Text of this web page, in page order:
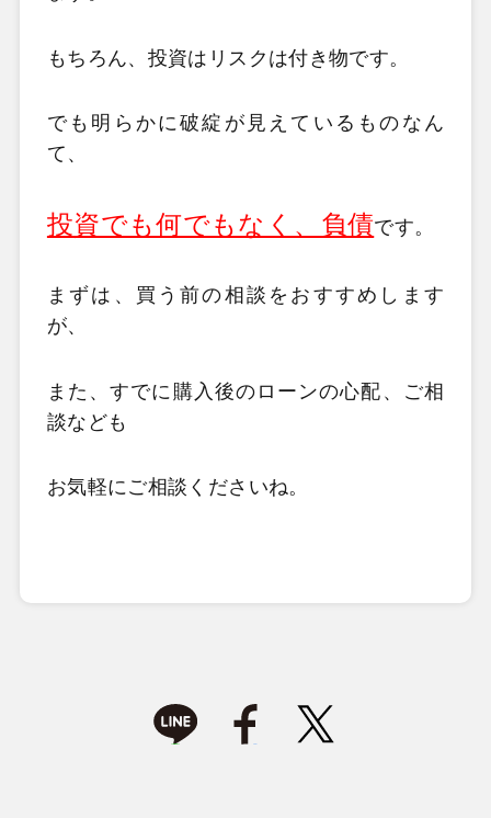
もちろん、投資はリスクは付き物です。
でも明らかに破綻が見えているものなん
て、
投資でも何でもなく、負債です。
まずは、買う前の相談をおすすめします
が、
また、すでに購入後のローンの心配、ご相
談なども
お気軽にご相談くださいね。